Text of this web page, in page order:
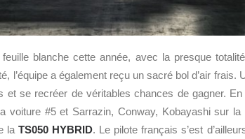
feuille blanche cette année, avec la presque
l’équipe a également reçu un sacré bol d’air frais.
et se recréer de véritables chances de gagner. En
voiture #5 et Sarrazin, Conway, Kobayashi sur
la TS050 HYBRID. Le pilote français s’est